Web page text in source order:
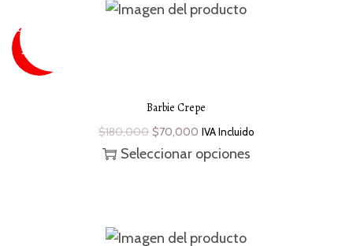
SUPER
-61 %
Barbie Crepe
$180,000 $70,000 IVA Incluido
Seleccionar opciones